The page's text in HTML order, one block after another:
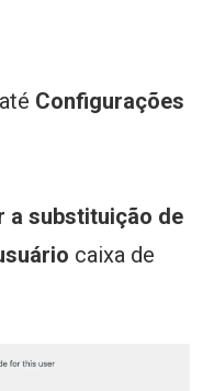
Configurações
a substituição de
caixa de